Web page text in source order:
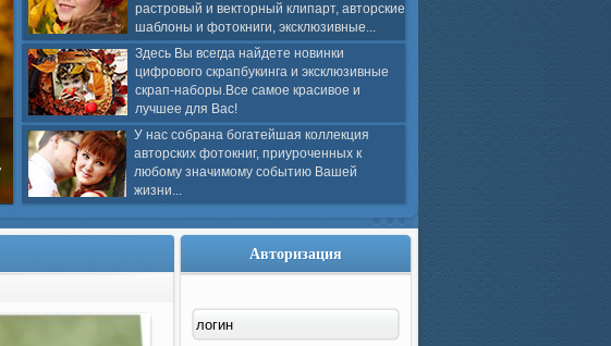
растровый и векторный клипарт, авторские
шаблоны и фотокниги, эксклюзивные...
Здесь Вы всегда найдете новинки
цифрового скрапбукинга и эксклюзивные
скрап-наборы.Все самое красивое и
лучшее для Вас!
У нас собрана богатейшая коллекция
авторских фотокниг, приуроченных к
любому значимому событию Вашей
жизни...
Авторизация